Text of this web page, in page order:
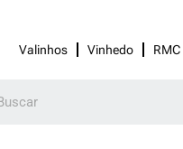
Valinhos Vinhedo RMC